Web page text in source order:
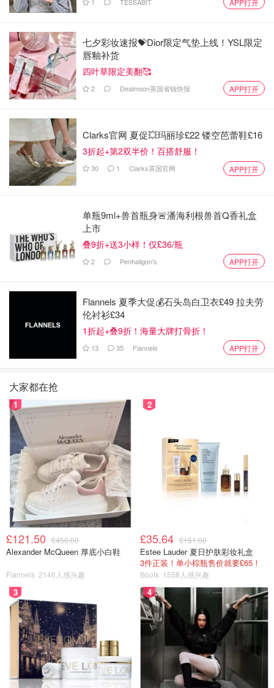
APP打开
七夕彩妆速报💝Dior限定气垫上线！YSL限定
唇釉补货
四叶草限定美翻🥰
2 Dealmoon英国省钱快报 APP打开
Clarks官网 夏促💥玛丽珍£22 镂空芭蕾鞋£16
3折起+第2双半价！百搭舒服！
30 1 Clarks英国官网 APP打开
单瓶9ml+兽首瓶身🚨潘海利根兽首Q香礼盒
上市
叠9折+送3小样！仅£36/瓶
2 Penhaligon's APP打开
Flannels 夏季大促💰石头岛白卫衣£49 拉夫劳
伦衬衫£34
1折起+叠9折！海量大牌打骨折！
13 35 Flannels APP打开
大家都在抢
1
£121.50 £450.00
Alexander McQueen 厚底小白鞋
Flannels 2146人感兴趣
2
£35.64 £151.00
Estee Lauder 夏日护肤彩妆礼盒
3件正装！单小棕瓶售价就要£65！
Boots 1558人感兴趣
3 4